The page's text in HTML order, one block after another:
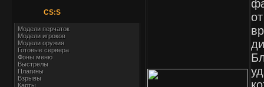
CS:S
Модели перчаток
Модели игроков
Модели оружия
Готовые сервера
Фоны меню
Выстрелы
Плагины
Взрывы
Карты